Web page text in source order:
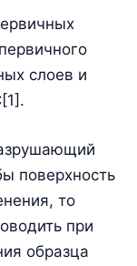
слоев и
поверхность
то
при
образца